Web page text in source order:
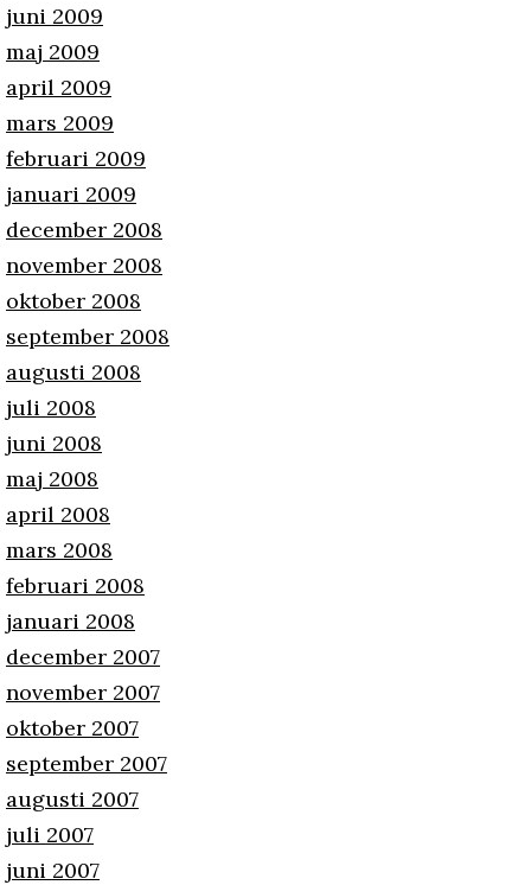
juni 2009
maj 2009
april 2009
mars 2009
februari 2009
januari 2009
december 2008
november 2008
oktober 2008
september 2008
augusti 2008
juli 2008
juni 2008
maj 2008
april 2008
mars 2008
februari 2008
januari 2008
december 2007
november 2007
oktober 2007
september 2007
augusti 2007
juli 2007
juni 2007